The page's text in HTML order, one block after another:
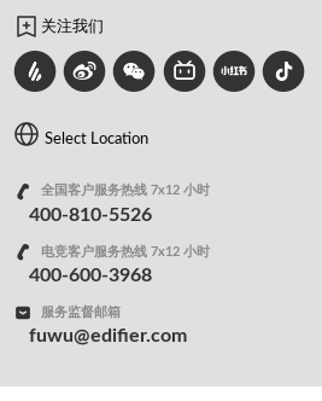
关注我们
Select Location
全国客户服务热线 7x12 小时
400-810-5526
电竞客户服务热线 7x12 小时
400-600-3968
服务监督邮箱
fuwu@edifier.com